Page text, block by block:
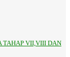
TAHAP VII,VIII DAN